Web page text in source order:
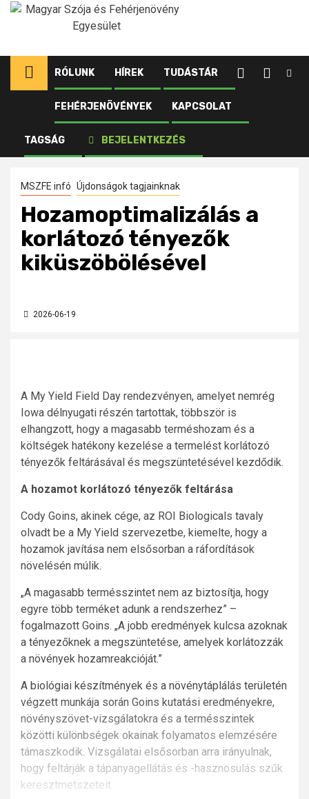
Ugrás
RÓLUNK HÍREK TUDÁSTÁR
FEHÉRJENÖVÉNYEK KAPCSOLAT
TAGSÁG BEJELENTKEZÉS
Kezdőlap
Újdonságok tagjainknak
kiküszöbölésével
MSZFE infó Újdonságok tagjainknak
Hozamoptimalizálás a
korlátozó tényezők
kiküszöbölésével
2026-06-19
A My Yield Field Day rendezvényen, amelyet nemrég
Iowa délnyugati részén tartottak, többször is
elhangzott, hogy a magasabb terméshozam és a
költségek hatékony kezelése a termelést korlátozó
tényezők feltárásával és megszüntetésével kezdődik.
A hozamot korlátozó tényezők feltárása
Cody Goins, akinek cége, az ROI Biologicals tavaly
olvadt be a My Yield szervezetbe, kiemelte, hogy a
hozamok javítása nem elsősorban a ráfordítások
növelésén múlik.
„A magasabb termésszintet nem az biztosítja, hogy
egyre több terméket adunk a rendszerhez” –
fogalmazott Goins. „A jobb eredmények kulcsa azoknak
a tényezőknek a megszüntetése, amelyek korlátozzák
a növények hozamreakcióját.”
A biológiai készítmények és a növénytáplálás területén
végzett munkája során Goins kutatási eredményekre,
növényszövet-vizsgálatokra és a termésszintek
közötti különbségek okainak folyamatos elemzésére
támaszkodik. Vizsgálatai elsősorban arra irányulnak,
hogy feltárják a tápanyagellátás és -hasznosulás szűk
keresztmetszeteit.